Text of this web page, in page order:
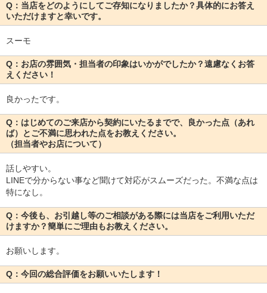
Q：当店をどのようにしてご存知になりましたか？具体的にお答え
いただけますと幸いです。
スーモ
Q：お店の雰囲気・担当者の印象はいかがでしたか？遠慮なくお答
えください！
良かったです。
Q：はじめてのご来店から契約にいたるまでで、良かった点（あれ
ば）とご不満に思われた点をお教えください。
（担当者やお店について）
話しやすい。
LINEで分からない事など聞けて対応がスムーズだった。不満な点は
特になし。
Q：今後も、お引越し等のご相談がある際には当店をご利用いただ
けますか？簡単にご理由もお教えください。
お願いします。
Q：今回の総合評価をお願いいたします！